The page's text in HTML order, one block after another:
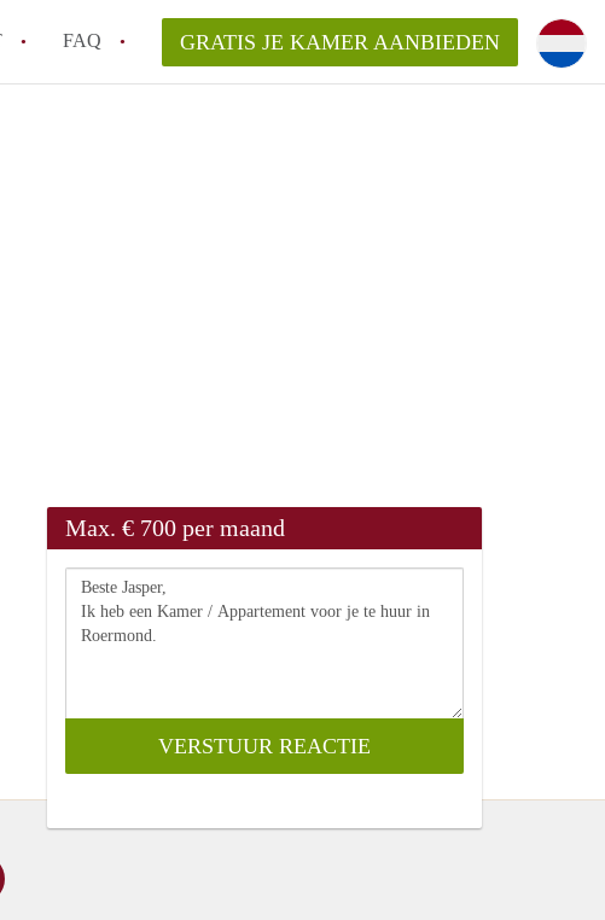
FAQ
reageren op een Kamer in Roermond?
van KamerRoermond?
makelaarsvergoeding/bemiddelingsvergoeding?
GRATIS JE KAMER AANBIEDEN
Max. € 700 per maand